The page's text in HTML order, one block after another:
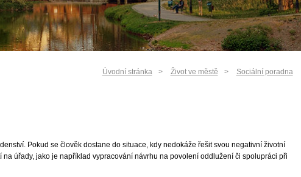
Úvodní stránka Život ve městě Sociální poradna
Pokud se člověk dostane do situace, kdy nedokáže řešit svou negativní životní
úřady, jako je například vypracování návrhu na povolení oddlužení či spolupráci při